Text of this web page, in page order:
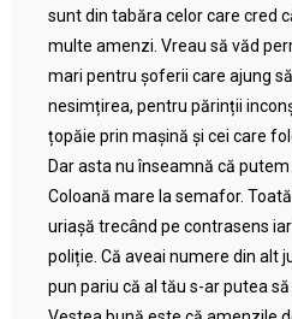
sunt din tabăra celor care cred
multe amenzi. Vreau să văd
mari pentru șoferii care ajung
nesimțirea, pentru părinții
țopăie prin mașină și cei care
Dar asta nu înseamnă că putem
Coloană mare la semafor.
uriașă trecând pe contrasens
poliție. Că aveai numere din alt
pun pariu că al tău s-ar putea